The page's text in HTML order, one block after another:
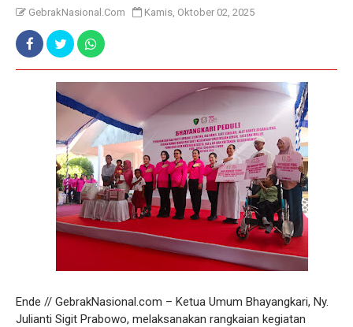
GebrakNasional.Com Kamis, Oktober 02, 2025
Ende // GebrakNasional.com – Ketua Umum Bhayangkari, Ny.
Julianti Sigit Prabowo, melaksanakan rangkaian kegiatan